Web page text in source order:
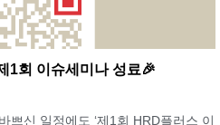
1회 이슈세미나 성료🎉
쁘신 일정에도 ‘제1회 HRD플러스 이